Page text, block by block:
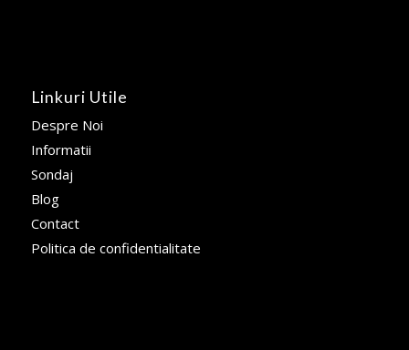
Linkuri Utile
Despre Noi
Informatii
Sondaj
Blog
Contact
Politica de confidentialitate